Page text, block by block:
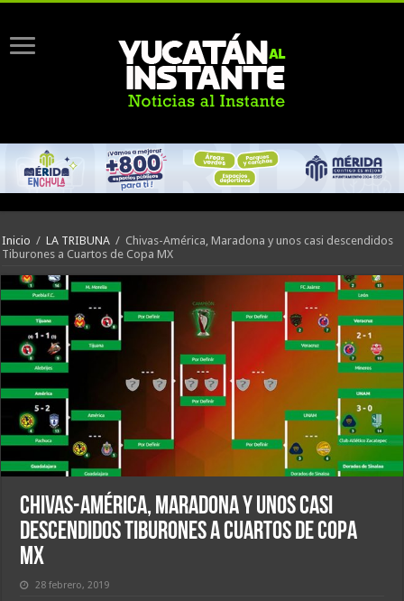
Inicio / LA TRIBUNA / Chivas-América, Maradona y unos casi descendidos
Tiburones a Cuartos de Copa MX
Chivas-América, Maradona y unos casi
descendidos Tiburones a Cuartos de Copa
MX
28 febrero, 2019